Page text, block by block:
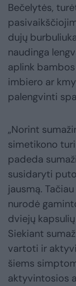
Bečelytės,
dujų
naudinga
aplink
imbiero ar
palengvinti
„Norint
simetikono
padeda
susidaryti
jausmą.
nurodė
dviejų
Siekiant
vartoti ir
šiems
aktyvintosios